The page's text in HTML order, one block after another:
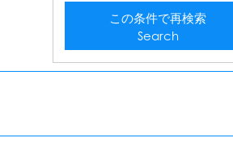
この条件で再検索
Search